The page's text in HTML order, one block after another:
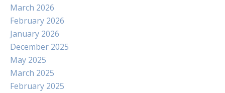
March 2026
February 2026
January 2026
December 2025
May 2025
March 2025
February 2025